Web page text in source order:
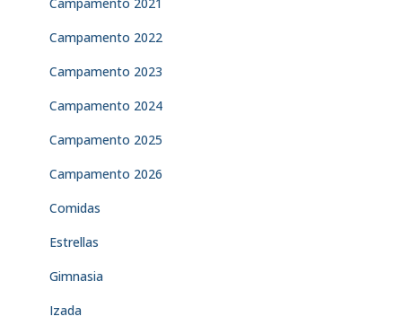
Campamento 2022
Campamento 2023
Campamento 2024
Campamento 2025
Campamento 2026
Comidas
Estrellas
Gimnasia
Izada